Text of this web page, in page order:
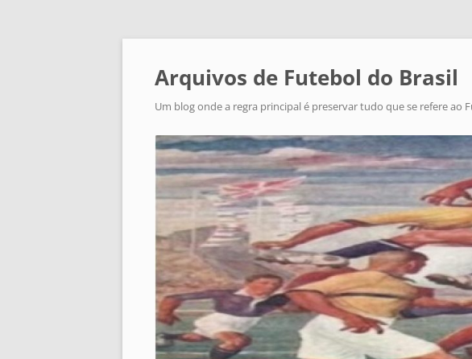
Arquivos de Futebol do Brasil
Um blog onde a regra principal é preservar tudo que se refere ao